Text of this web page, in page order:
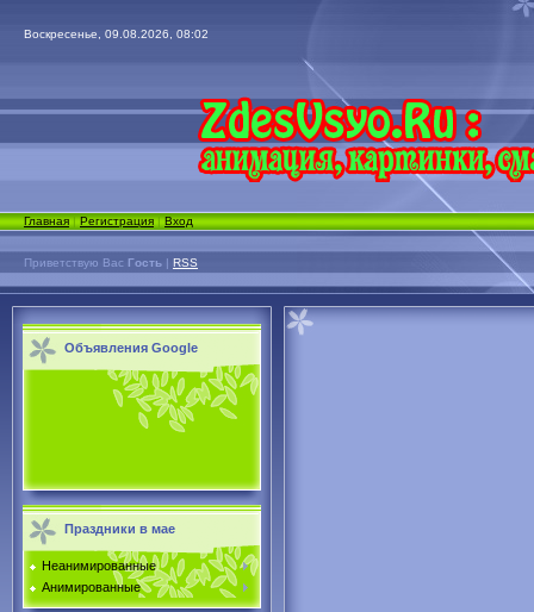
Воскресенье, 09.08.2026, 08:02
Главная|Регистрация|Вход
Приветствую Вас Гость | RSS
Объявления Google
Праздники в мае
Неанимированные
Анимированные